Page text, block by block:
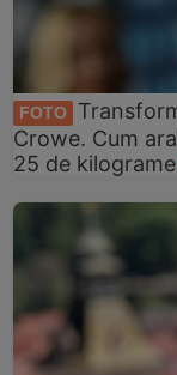
FOTO
Crowe. Cum
25 de kilograme